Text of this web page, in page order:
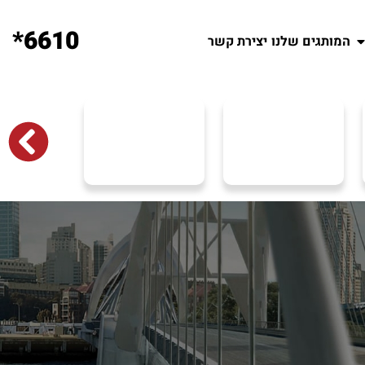
המותגים שלנו יצירת קשר 6610*